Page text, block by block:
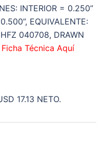
INTERIOR = 0.250”
EQUIVALENTE:
040708, DRAWN
Técnica Aquí
17.13 NETO.